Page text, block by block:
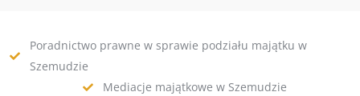
Poradnictwo prawne w sprawie podziału majątku w
Szemudzie
Mediacje majątkowe w Szemudzie